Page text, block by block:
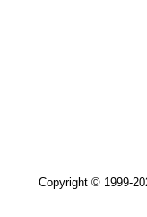
Copyright © 1999-